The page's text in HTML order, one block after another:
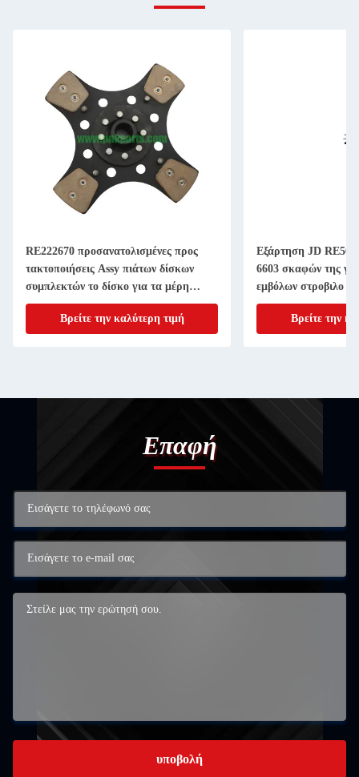
RE222670 προσανατολισμένες προς
τακτοποιήσεις Assy πιάτων δίσκων
συμπλεκτών το δίσκο για τα μέρη
μηχανημάτων γεωργίας 11 ίντσα 20
ΑΥΛΑΚΩΝΩΒρείτε την καλύτερη τιμή
Εξάρτηση JD
6603 σκαφών της
εμβόλων στροβιλο
4045T 6068T
Βρείτε την
Επαφή
υποβολή